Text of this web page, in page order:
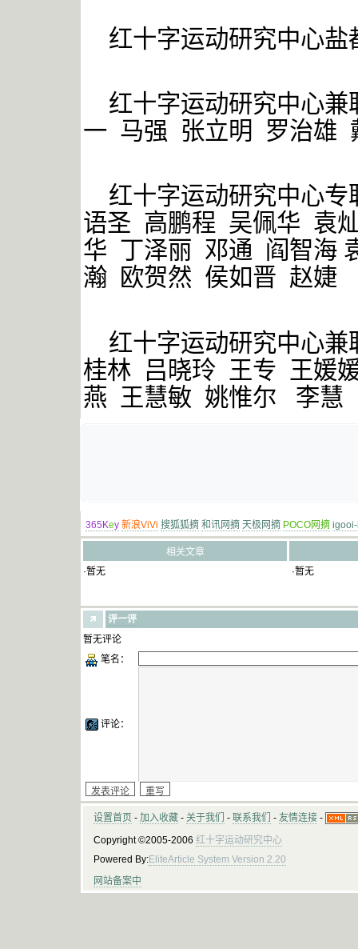
红十字运动研究中心
红十字运动研究中心
一 马强 张立明 罗治雄
红十字运动研究中心
语圣 高鹏程 吴佩华 袁
华 丁泽丽 邓通 阎智海
瀚 欧贺然 侯如晋 赵婕
红十字运动研究中心
桂林 吕晓玲 王专 王媛
燕 王慧敏 姚惟尔 李慧
365Key 新浪ViVi 搜狐狐摘 和讯网摘 天极网摘 POCO网摘
相关文章
·暂无
·暂无
评一评
暂无评论
笔名：
评论：
设置首页 - 加入收藏 - 关于我们 - 联系我们 - 友情连接 -
Copyright ©2005-2006 红十字运动研究中心
Powered By:EliteArticle System Version 2.20
网站备案中